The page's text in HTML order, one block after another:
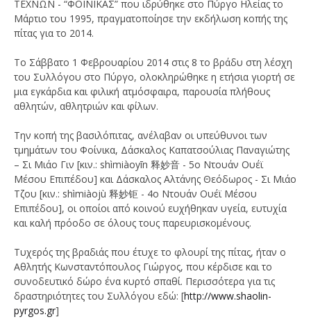
ΤΕΧΝΩΝ - “ΦΟΙΝΙΚΑΣ” που ιδρύθηκε στο Πύργο Ηλείας το
Μάρτιο του 1995, πραγματοποίησε την εκδήλωση κοπής της
πίτας για το 2014.
Το Σάββατο 1 Φεβρουαρίου 2014 στις 8 το βράδυ στη λέσχη
του Συλλόγου στο Πύργο, ολοκληρώθηκε η ετήσια γιορτή σε
μια εγκάρδια και φιλική ατμόσφαιρα, παρουσία πλήθους
αθλητών, αθλητριών και φίλων.
Την κοπή της βασιλόπιτας, ανέλαβαν οι υπεύθυνοι των
τμημάτων του Φοίνικα, Δάσκαλος Καπατσούλιας Παναγιώτης
– Σι Μιάο Γιν [κιν.: shìmiàoyīn 释妙音 - 5ο Ντουάν Ουέϊ
Μέσου Επιπέδου] και Δάσκαλος Αλτάνης Θεόδωρος - Σι Μιάο
Τζου [κιν.: shìmiàojù 释妙钜 - 4ο Ντουάν Ουέϊ Μέσου
Επιπέδου], οι οποίοι από κοινού ευχήθηκαν υγεία, ευτυχία
και καλή πρόοδο σε όλους τους παρευρισκομένους.
Τυχερός της βραδιάς που έτυχε το φλουρί της πίτας, ήταν ο
Αθλητής Κωνσταντόπουλος Γιώργος, που κέρδισε και το
συνοδευτικό δώρο ένα κυρτό σπαθί. Περισσότερα για τις
δραστηριότητες του Συλλόγου εδώ: [http://www.shaolin-
pyrgos.gr]